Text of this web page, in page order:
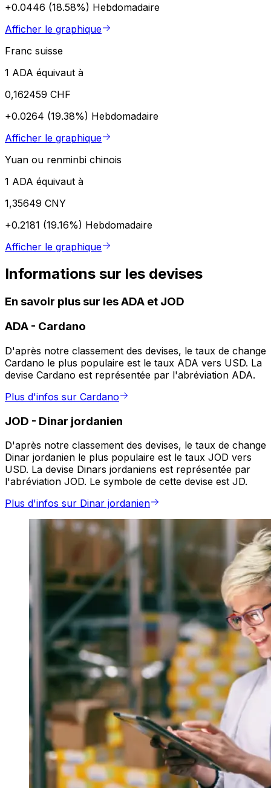
+0.0446 (18.58%) Hebdomadaire
Afficher le graphique
Franc suisse
1 ADA équivaut à
0,162459 CHF
+0.0264 (19.38%) Hebdomadaire
Afficher le graphique
Yuan ou renminbi chinois
1 ADA équivaut à
1,35649 CNY
+0.2181 (19.16%) Hebdomadaire
Afficher le graphique
Informations sur les devises
En savoir plus sur les ADA et JOD
ADA - Cardano
D'après notre classement des devises, le taux de change
Cardano le plus populaire est le taux ADA vers USD. La
devise Cardano est représentée par l'abréviation ADA.
Plus d'infos sur Cardano
JOD - Dinar jordanien
D'après notre classement des devises, le taux de change
Dinar jordanien le plus populaire est le taux JOD vers
USD. La devise Dinars jordaniens est représentée par
l'abréviation JOD. Le symbole de cette devise est JD.
Plus d'infos sur Dinar jordanien